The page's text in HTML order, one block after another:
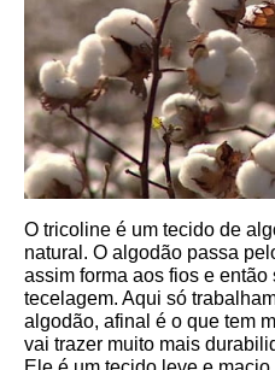
O tricoline é um tecido de
natural. O algodão passa
assim forma aos fios e
tecelagem. Aqui só
algodão, afinal é o que tem
vai trazer muito mais